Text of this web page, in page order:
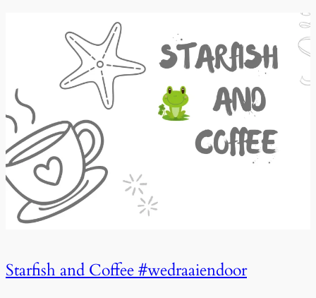
Starfish and Coffee #wedraaiendoor